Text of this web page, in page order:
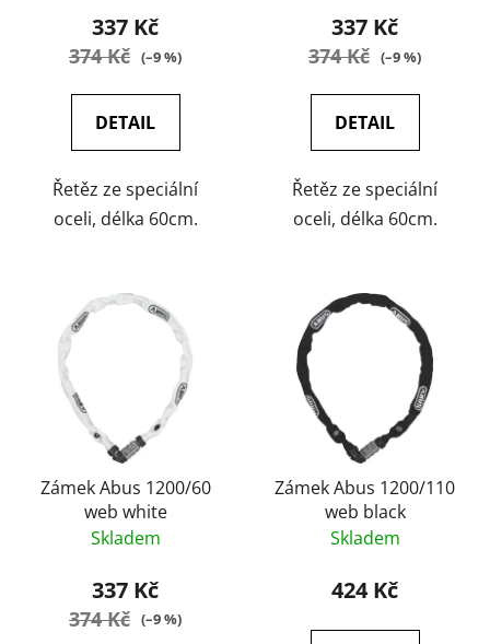
337 Kč
374 Kč (–9 %)
DETAIL
Řetěz ze speciální
oceli, délka 60cm.
337 Kč
374 Kč (–9 %)
DETAIL
Řetěz ze speciální
oceli, délka 60cm.
Zámek Abus 1200/60
web white
Skladem
337 Kč
374 Kč (–9 %)
Zámek Abus 1200/110
web black
Skladem
424 Kč